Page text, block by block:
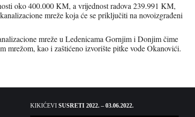
oko 400.000 KM, a vrijednost radova 239.991 KM,
mreže koja će se priključiti na novoizgrađeni
mreže u Ledenicama Gornjim i Donjim čime
mrežom, kao i zaštićeno izvorište pitke vode Okanovići.
KIKIĆEVI SUSRETI 2022. – 03.06.2022.